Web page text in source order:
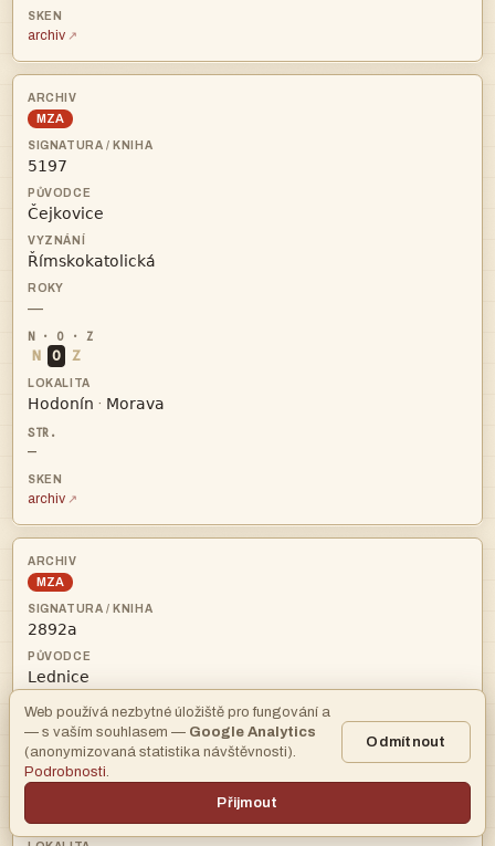
archiv
MZA



—
N O Z
 · 
—
archiv
MZA



—
N O Z
Web používá nezbytné úložiště pro fungování a
— s vaším souhlasem — Google Analytics
(anonymizovaná statistika návštěvnosti).
Podrobnosti.
Odmítnout
Přijmout